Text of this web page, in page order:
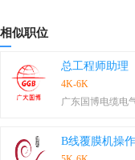
相似职位
总工程师助理
4K-6K
广东国博电缆电
B线覆膜机操